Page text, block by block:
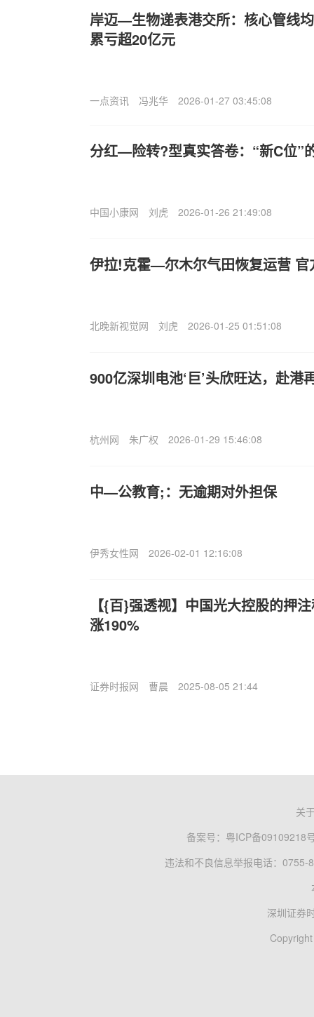
岸迈—生物递表港交所：核心管线
累亏超20亿元
一点资讯 冯兆华 2026-01-27 03:45:08
分红—险转?型真实答卷：“新C位”
中国小康网 刘虎 2026-01-26 21:49:08
伊拉!克霍—尔木尔气田恢复运营 官
北晚新视觉网 刘虎 2026-01-25 01:51:08
900亿深圳电池‘巨’头欣旺达，赴港
杭州网 朱广权 2026-01-29 15:46:08
中—公教育;：无逾期对外担保
伊秀女性网 2026-02-01 12:16:08
【{百}强透视】中国光大控股的押
涨190%
证券时报网 曹晨 2025-08-05 21:44
关
备案号： 粤ICP备09109218
违法和不良信息举报电话：0755-
深圳证券